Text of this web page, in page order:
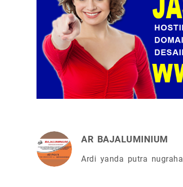
AR BAJALUMINIUM
Ardi yanda putra nugraha